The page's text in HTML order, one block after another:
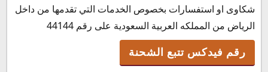
شكاوى او استفسارات بخصوص الخدمات التي تقدمها من داخل
الرياض من المملكه العربية السعودية على رقم 44144
رقم فيدكس تتبع الشحنة